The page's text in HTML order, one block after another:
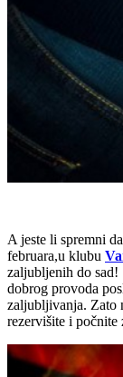
A jeste li spremni
februara,u klubu
zaljubljenih do sad!
dobrog provoda
zaljubljivanja. Zato
rezervišite i počnite